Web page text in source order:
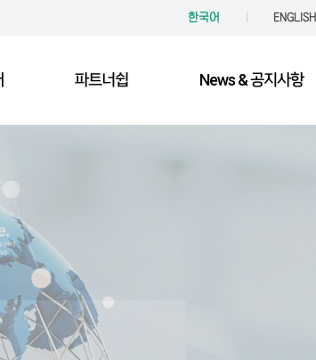
한국어 ENGLISH
파트너쉽 News & 공지사항